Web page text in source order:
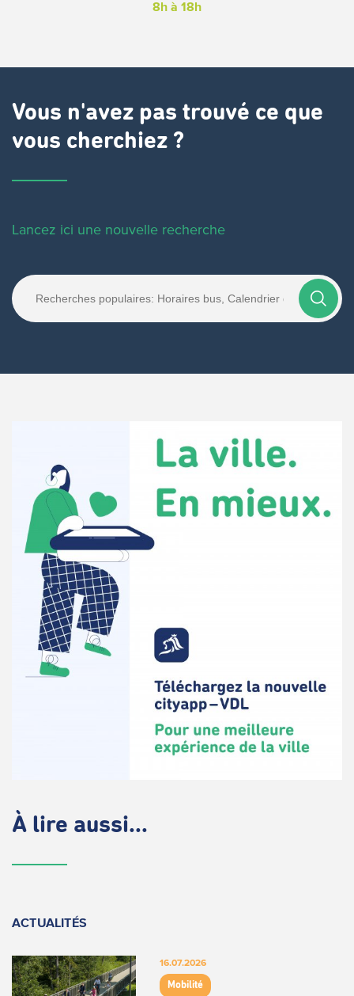
8h à 18h
Vous n'avez pas trouvé ce que
vous cherchiez ?
Lancez ici une nouvelle recherche
À lire aussi...
ACTUALITÉS
16.07.2026
Mobilité